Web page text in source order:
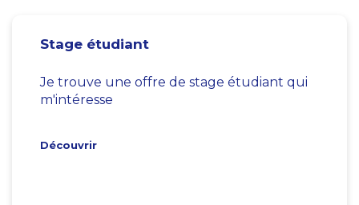
Stage étudiant
Je trouve une offre de stage étudiant qui
m'intéresse
Découvrir